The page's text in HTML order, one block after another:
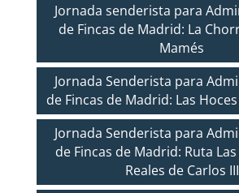
Jornada senderista para
de Fincas de Madrid: La
Mamés
Jornada Senderista para
de Fincas de Madrid: Las
Jornada Senderista para
de Fincas de Madrid: Ruta
Reales de Carlos III